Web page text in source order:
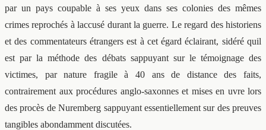
par un pays coupable à ses yeux dans ses colonies des mêmes
crimes reprochés à laccusé durant la guerre. Le regard des historiens
et des commentateurs étrangers est à cet égard éclairant, sidéré quil
est par la méthode des débats sappuyant sur le témoignage des
victimes, par nature fragile à 40 ans de distance des faits,
contrairement aux procédures anglo-saxonnes et mises en uvre lors
des procès de Nuremberg sappuyant essentiellement sur des preuves
tangibles abondamment discutées.